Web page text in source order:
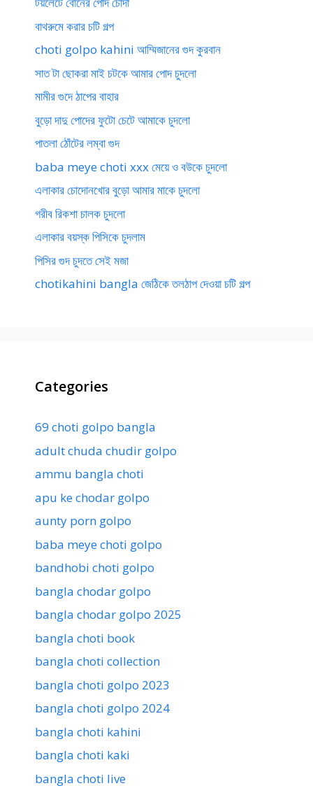
বাথরুমে করার চটি গল্প
choti golpo kahini আম্মিজানের গুদ কুরবান
সাত টা ছোকরা মাই চটকে আমার পোদ চুদলো
মামীর গুদে ঠাপের বাহার
বুড়ো দাদু পোদের ফুটো চেটে আমাকে চুদলো
পাতলা ঠোঁটের লম্বা গুদ
baba meye choti xxx মেয়ে ও বউকে চুদলো
এলাকার চোদোনখোর বুড়ো আমার মাকে চুদলো
গরীব রিকশা চালক চুদলো
এলাকার বয়স্ক পিসিকে চুদলাম
পিসির গুদ চুদতে সেই মজা
chotikahini bangla জেঠিকে তলঠাপ দেওয়া চটি গল্প
Categories
69 choti golpo bangla
adult chuda chudir golpo
ammu bangla choti
apu ke chodar golpo
aunty porn golpo
baba meye choti golpo
bandhobi choti golpo
bangla chodar golpo
bangla chodar golpo 2025
bangla choti book
bangla choti collection
bangla choti golpo 2023
bangla choti golpo 2024
bangla choti kahini
bangla choti kaki
bangla choti live